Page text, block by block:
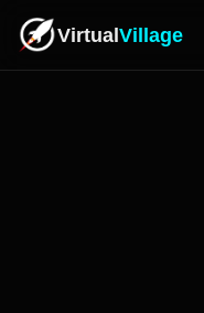
VirtualVillage